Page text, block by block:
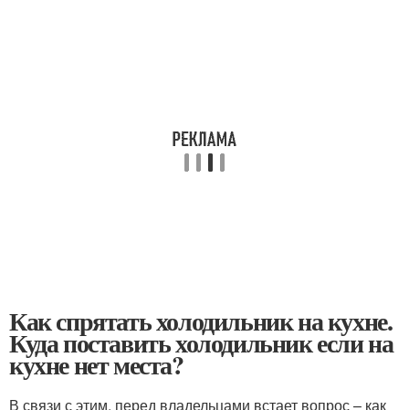
Как спрятать холодильник на кухне.
Куда поставить холодильник если на
кухне нет места?
В связи с этим, перед владельцами встает вопрос – как